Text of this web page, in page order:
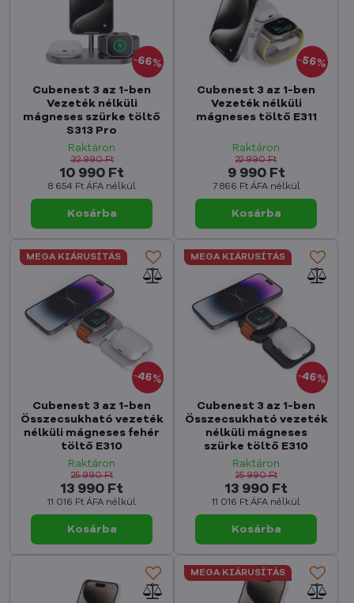
66%
Cubenest 3 az 1-ben
Vezeték nélküli
mágneses szürke töltő
S313 Pro
Raktáron
10 990 Ft
8 654 Ft ÁFA nélkül
32 990 Ft
Kosárba
56%
Cubenest 3 az 1-ben
Vezeték nélküli
mágneses töltő E311
Raktáron
9 990 Ft
7 866 Ft ÁFA nélkül
22 990 Ft
Kosárba
46%
MEGA KIÁRUSÍTÁS
Cubenest 3 az 1-ben
Összecsukható vezeték
nélküli mágneses fehér
töltő E310
Raktáron
13 990 Ft
11 016 Ft ÁFA nélkül
25 990 Ft
Kosárba
46%
MEGA KIÁRUSÍTÁS
Cubenest 3 az 1-ben
Összecsukható vezeték
nélküli mágneses
szürke töltő E310
Raktáron
13 990 Ft
11 016 Ft ÁFA nélkül
25 990 Ft
Kosárba
MEGA KIÁRUSÍTÁS